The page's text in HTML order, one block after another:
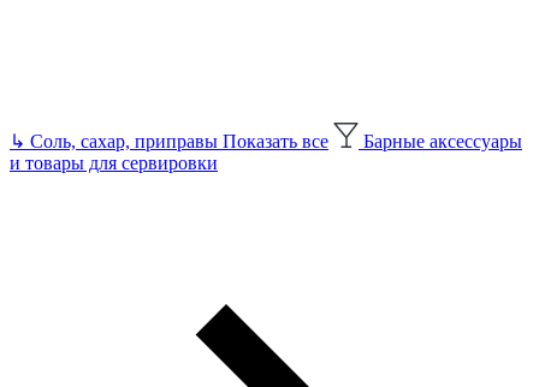
↳ Соль, сахар, приправы Показать все
Барные аксессуары
и товары для сервировки